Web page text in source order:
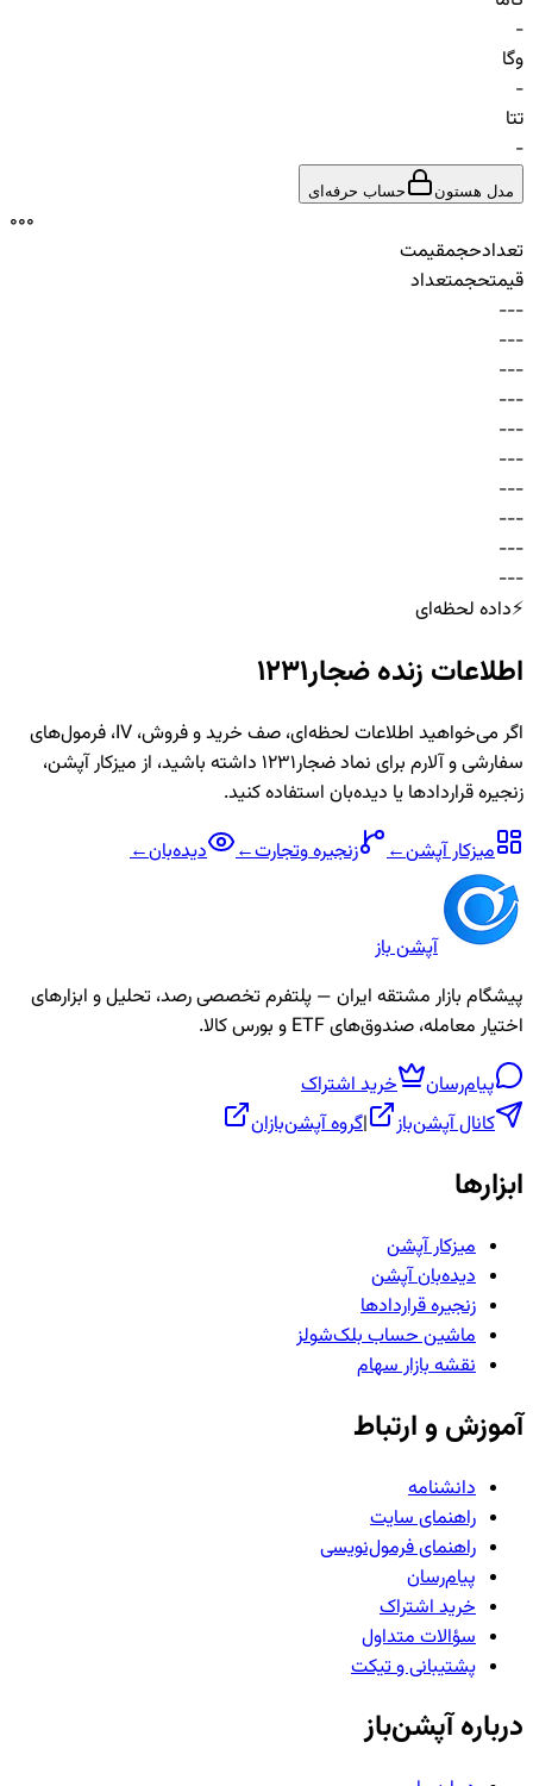
-
وگا
-
تتا
-
مدل هستون حساب حرفه‌ای
000
تعدادحجمقیمت
قیمتحجمتعداد
-
-
-
-
-
-
-
-
-
-
-
-
-
-
-
-
-
-
-
-
-
-
-
-
-
-
-
-
-
-
⚡داده لحظه‌ای
اطلاعات زندهضجار1231
اگر می‌خواهید اطلاعات لحظه‌ای، صف خرید و فروش، IV، فرمول‌های
سفارشی و آلارم برای نمادضجار1231
داشته باشید، از میزکار آپشن،
زنجیره قراردادها یا دیده‌بان استفاده کنید.
میزکار آپشن← زنجیرهوتجارت← دیده‌بان←
آپشن باز
پیشگام بازار مشتقه ایران — پلتفرم تخصصی رصد، تحلیل و ابزارهای
اختیار معامله، صندوق‌های ETF و بورس کالا.
پیام‌رسان
خرید اشتراک
کانال آپشن‌باز
|گروه آپشن‌بازان
ابزارها
میزکار آپشن
دیده‌بان آپشن
زنجیره قراردادها
ماشین حساب بلک‌شولز
نقشه بازار سهام
آموزش و ارتباط
دانشنامه
راهنمای سایت
راهنمای فرمول‌نویسی
پیام‌رسان
خرید اشتراک
سؤالات متداول
پشتیبانی و تیکت
درباره آپشن‌باز